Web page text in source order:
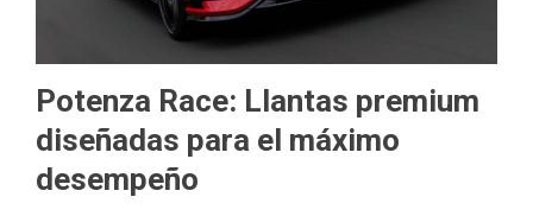
Potenza Race: Llantas premium
diseñadas para el máximo
desempeño